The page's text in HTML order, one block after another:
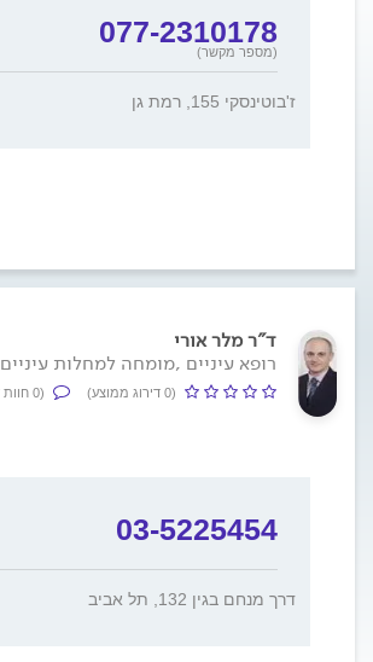
077-2310178
(מספר מקשר)
ז'בוטינסקי 155, רמת גן
ד"ר מלר אורי
רופא עיניים ,מומחה למחלות עיניים
(0 דירוג ממוצע) (0 חוות דעת)
03-5225454
דרך מנחם בגין 132, תל אביב